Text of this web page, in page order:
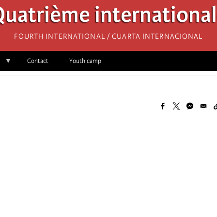
Fourth International / Cuarta Internacional
Contact Youth camp